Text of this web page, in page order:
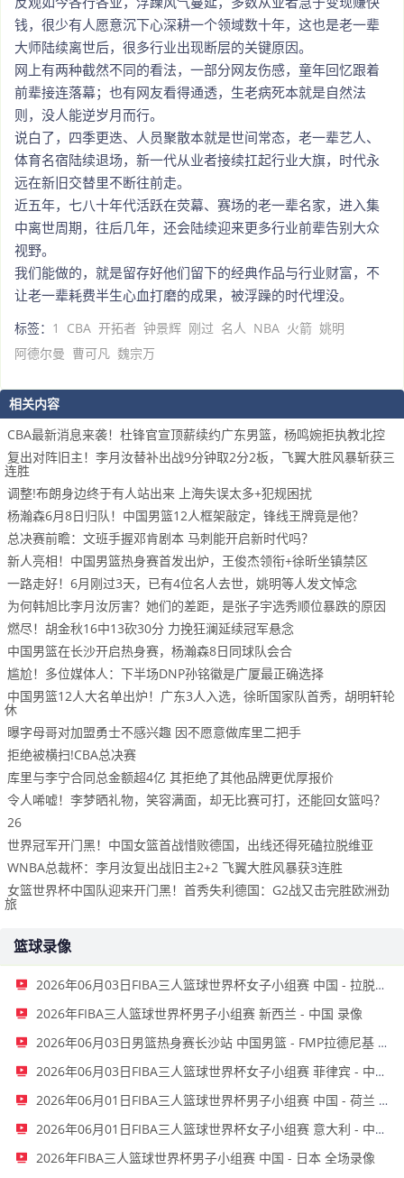
钱，很少有人愿意沉下心深耕一个领域数十年，这也是老一辈
大师陆续离世后，很多行业出现断层的关键原因。
网上有两种截然不同的看法，一部分网友伤感，童年回忆跟着
前辈接连落幕；也有网友看得通透，生老病死本就是自然法
则，没人能逆岁月而行。
说白了，四季更迭、人员聚散本就是世间常态，老一辈艺人、
体育名宿陆续退场，新一代从业者接续扛起行业大旗，时代永
远在新旧交替里不断往前走。
近五年，七八十年代活跃在荧幕、赛场的老一辈名家，进入集
中离世周期，往后几年，还会陆续迎来更多行业前辈告别大众
视野。
我们能做的，就是留存好他们留下的经典作品与行业财富，不
让老一辈耗费半生心血打磨的成果，被浮躁的时代埋没。
标签： 1 CBA 开拓者 钟景辉 刚过 名人 NBA 火箭 姚明
阿德尔曼 曹可凡 魏宗万
相关内容
CBA最新消息来袭！杜锋官宣顶薪续约广东男篮，杨鸣婉拒执教北控
复出对阵旧主！李月汝替补出战9分钟取2分2板，飞翼大胜风暴斩获三
连胜
调整!布朗身边终于有人站出来 上海失误太多+犯规困扰
杨瀚森6月8日归队！中国男篮12人框架敲定，锋线王牌竟是他？
总决赛前瞻：文班手握邓肯剧本 马刺能开启新时代吗？
新人亮相！中国男篮热身赛首发出炉，王俊杰领衔+徐昕坐镇禁区
一路走好！6月刚过3天，已有4位名人去世，姚明等人发文悼念
为何韩旭比李月汝厉害？她们的差距，是张子宇选秀顺位暴跌的原因
燃尽！胡金秋16中13砍30分 力挽狂澜延续冠军悬念
中国男篮在长沙开启热身赛，杨瀚森8日同球队会合
尴尬！多位媒体人：下半场DNP孙铭徽是广厦最正确选择
中国男篮12人大名单出炉！广东3人入选，徐昕国家队首秀，胡明轩轮
休
曝字母哥对加盟勇士不感兴趣 因不愿意做库里二把手
拒绝被横扫!CBA总决赛
库里与李宁合同总金额超4亿 其拒绝了其他品牌更优厚报价
令人唏嘘！李梦晒礼物，笑容满面，却无比赛可打，还能回女篮吗？
26
世界冠军开门黑！中国女篮首战惜败德国，出线还得死磕拉脱维亚
WNBA总裁杯：李月汝复出战旧主2+2 飞翼大胜风暴获3连胜
女篮世界杯中国队迎来开门黑！首秀失利德国：G2战又击完胜欧洲劲
旅
篮球录像
2026年06月03日FIBA三人篮球世界杯女子小组赛 中国 - 拉脱维亚 录像
2026年FIBA三人篮球世界杯男子小组赛 新西兰 - 中国 录像
2026年06月03日男篮热身赛长沙站 中国男篮 - FMP拉德尼基 全场录像
2026年06月03日FIBA三人篮球世界杯女子小组赛 菲律宾 - 中国 录像
2026年06月01日FIBA三人篮球世界杯男子小组赛 中国 - 荷兰 录像
2026年06月01日FIBA三人篮球世界杯女子小组赛 意大利 - 中国 录像
2026年FIBA三人篮球世界杯男子小组赛 中国 - 日本 全场录像